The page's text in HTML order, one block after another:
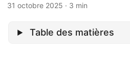
31 octobre 2025 · 3 min
Table des matières